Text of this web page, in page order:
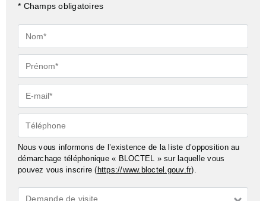
* Champs obligatoires
Nom*
Prénom*
E-
mail*
Téléphone
Nous vous informons de l’existence de la liste d’opposition au
démarchage téléphonique « BLOCTEL » sur laquelle vous
pouvez vous inscrire (https://www.bloctel.gouv.fr).
Demande
Demande de visite